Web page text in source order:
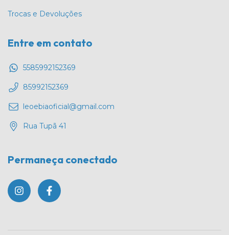
Trocas e Devoluções
Entre em contato
5585992152369
85992152369
leoebiaoficial@gmail.com
Rua Tupã 41
Permaneça conectado